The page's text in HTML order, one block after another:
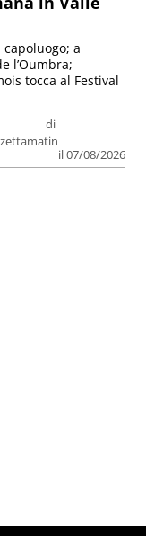
di
il 07/08/2026
a
l’Oumbra;
tocca al Festival